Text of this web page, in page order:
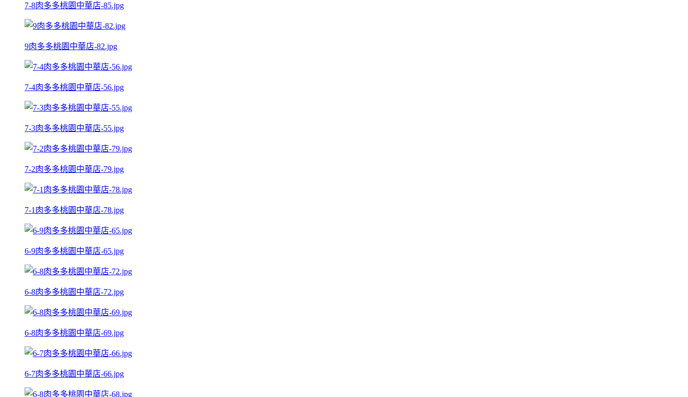
7-8肉多多桃園中華店-85.jpg
9肉多多桃園中華店-82.jpg
7-4肉多多桃園中華店-56.jpg
7-3肉多多桃園中華店-55.jpg
7-2肉多多桃園中華店-79.jpg
7-1肉多多桃園中華店-78.jpg
6-9肉多多桃園中華店-65.jpg
6-8肉多多桃園中華店-72.jpg
6-8肉多多桃園中華店-69.jpg
6-7肉多多桃園中華店-66.jpg